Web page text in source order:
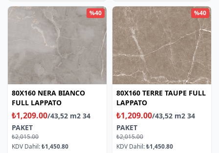
%40
80X160 NERA BIANCO
FULL LAPPATO
₺1,209.00/43,52 m2 34
PAKET
₺2,015.00
KDV Dahil:₺1,450.80
%40
80X160 TERRE TAUPE FULL
LAPPATO
₺1,209.00/43,52 m2 34
PAKET
₺2,015.00
KDV Dahil:₺1,450.80